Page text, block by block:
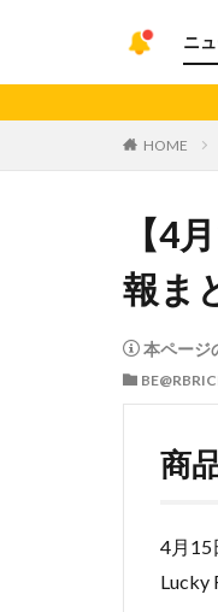
ニ
HOME
【4
報ま
本ページ
商
4月15
Lucky